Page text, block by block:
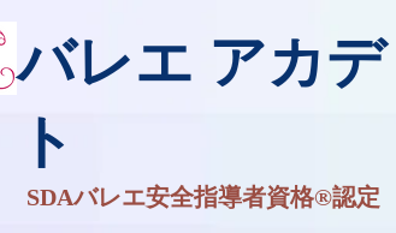
バレエ アカ
ト
SDAバレエ安全指導者資格®認定